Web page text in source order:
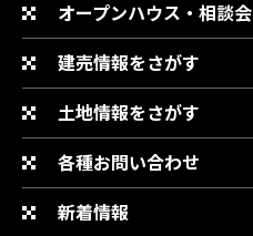
オープンハウス・相談会
建売情報をさがす
土地情報をさがす
各種お問い合わせ
新着情報